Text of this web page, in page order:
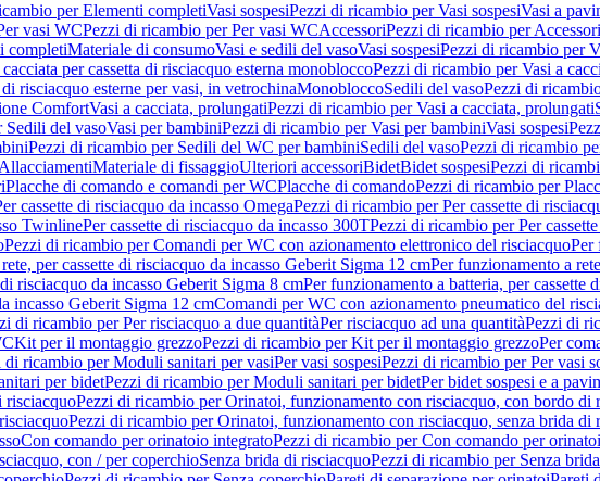
per Elementi completiVasi sospesiPezzi di ricambio per Vasi sospesiVasi a
vasi WCPezzi di ricambio per Per vasi WCAccessoriPezzi di ricambio per Accessori
completiMateriale di consumoVasi e sedili del vasoVasi sospesiPezzi di ricambio per
per cassetta di risciacquo esterna monobloccoPezzi di ricambio per Vasi a
di risciacquo esterne per vasi, in vetrochinaMonobloccoSedili del vasoPezzi di
ComfortVasi a cacciata, prolungatiPezzi di ricambio per Vasi a cacciata, prolungati
Sedili del vasoVasi per bambiniPezzi di ricambio per Vasi per bambiniVasi sospesi
Pezzi di ricambio per Sedili del WC per bambiniSedili del vasoPezzi di ricambio
AllacciamentiMateriale di fissaggioUlteriori accessoriBidetBidet sospesiPezzi di
Placche di comando e comandi per WCPlacche di comandoPezzi di ricambio per
cassette di risciacquo da incasso OmegaPezzi di ricambio per Per cassette di
TwinlinePer cassette di risciacquo da incasso 300TPezzi di ricambio per Per
Pezzi di ricambio per Comandi per WC con azionamento elettronico del risciacquoPer
per cassette di risciacquo da incasso Geberit Sigma 12 cmPer funzionamento a
risciacquo da incasso Geberit Sigma 8 cmPer funzionamento a batteria, per cassette
incasso Geberit Sigma 12 cmComandi per WC con azionamento pneumatico del
di ricambio per Per risciacquo a due quantitàPer risciacquo ad una quantitàPezzi di
Kit per il montaggio grezzoPezzi di ricambio per Kit per il montaggio grezzoPer
di ricambio per Moduli sanitari per vasiPer vasi sospesiPezzi di ricambio per Per vasi
per bidetPezzi di ricambio per Moduli sanitari per bidetPer bidet sospesi e a
risciacquoPezzi di ricambio per Orinatoi, funzionamento con risciacquo, con bordo di
Pezzi di ricambio per Orinatoi, funzionamento con risciacquo, senza brida di
Con comando per orinatoio integratoPezzi di ricambio per Con comando per
con / per coperchioSenza brida di risciacquoPezzi di ricambio per Senza